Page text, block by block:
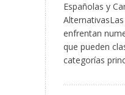
Españolas y
enfrentan
que pueden
categorías